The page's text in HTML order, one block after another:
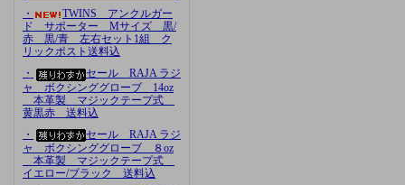
・
TWINS アンクルガー
ド サポーター Mサイズ 黒/
赤 黒/青 左右セット1組 ク
リックポスト送料込
・
セール RAJA ラジ
ャ ボクシンググローブ 14oz
本革製 マジックテープ式
黄黒赤 送料込
・
セール RAJA ラジ
ャ ボクシンググローブ ８oz
本革製 マジックテープ式
イエロー/ブラック 送料込